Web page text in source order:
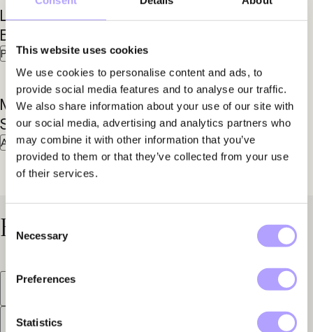
This website uses cookies
We use cookies to personalise content and ads, to
provide social media features and to analyse our traffic.
We also share information about your use of our site with
our social media, advertising and analytics partners who
may combine it with other information that you’ve
provided to them or that they’ve collected from your use
of their services.
Consent
Selection
Necessary
Preferences
Statistics
Partner
Lisse-Lotte
Bolin
Anneli
Advokat
Marcus
Seger
Expertisområden
Arbetsrätt
Dataskydd Entreprenad och Infrastruktur